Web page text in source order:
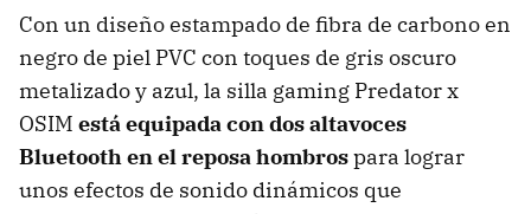
Con un diseño estampado de fibra de carbono en
negro de piel PVC con toques de gris oscuro
metalizado y azul, la silla gaming Predator x
OSIM está equipada con dos altavoces
Bluetooth en el reposa hombrospara lograr
unos efectos de sonido dinámicos que